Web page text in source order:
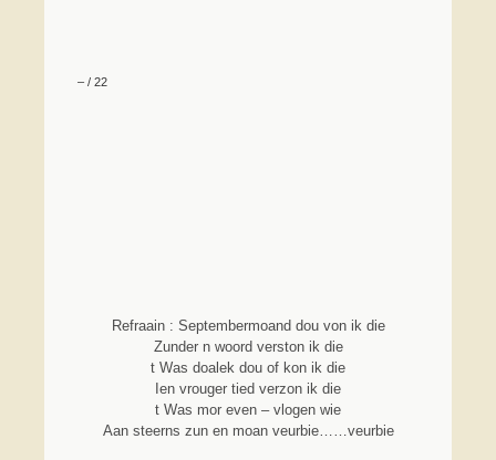
– / 22
Refraain : Septembermoand dou von ik die
Zunder n woord verston ik die
t Was doalek dou of kon ik die
Ien vrouger tied verzon ik die
t Was mor even – vlogen wie
Aan steerns zun en moan veurbie……veurbie